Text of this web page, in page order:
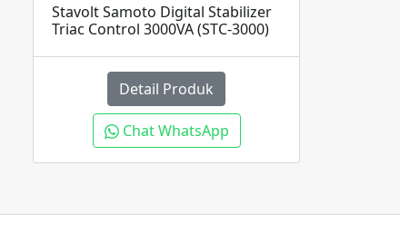
Stavolt Samoto Digital Stabilizer
Triac Control 3000VA (STC-3000)
Detail Produk
Chat WhatsApp